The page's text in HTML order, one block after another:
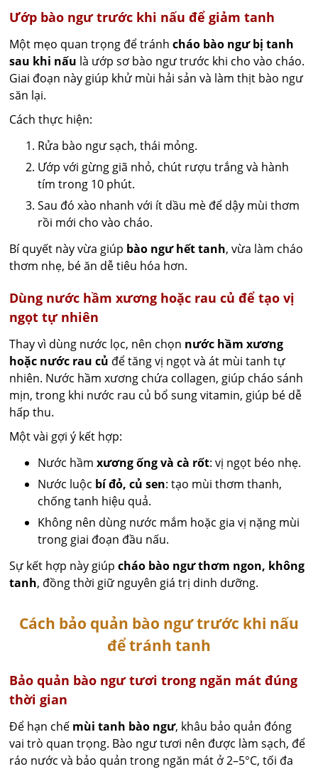
Ướp bào ngư trước khi nấu để giảm tanh
Một mẹo quan trọng để tránhcháo bào ngư bị tanh
sau khi nấu là ướp sơ bào ngư trước khi cho vào cháo.
Giai đoạn này giúp khử mùi hải sản và làm thịt bào ngư
săn lại.
Cách thực hiện:
Rửa bào ngư sạch, thái mỏng.
Ướp với gừng giã nhỏ, chút rượu trắng và hành
tím trong 10 phút.
Sau đó xào nhanh với ít dầu mè để dậy mùi thơm
rồi mới cho vào cháo.
Bí quyết này vừa giúp bào ngư hết tanh, vừa làm cháo
thơm nhẹ, bé ăn dễ tiêu hóa hơn.
Dùng nước hầm xương hoặc rau củ để tạo vị
ngọt tự nhiên
Thay vì dùng nước lọc, nên chọn nước hầm xương
hoặc nước rau củ để tăng vị ngọt và át mùi tanh tự
nhiên. Nước hầm xương chứa collagen, giúp cháo sánh
mịn, trong khi nước rau củ bổ sung vitamin, giúp bé dễ
hấp thu.
Một vài gợi ý kết hợp:
Nước hầmxương ống và cà rốt: vị ngọt béo nhẹ.
Nước luộc bí đỏ, củ sen: tạo mùi thơm thanh,
chống tanh hiệu quả.
Không nên dùng nước mắm hoặc gia vị nặng mùi
trong giai đoạn đầu nấu.
Sự kết hợp này giúpcháo bào ngư thơm ngon, không
tanh, đồng thời giữ nguyên giá trị dinh dưỡng.
Cách bảo quản bào ngư trước khi nấu
để tránh tanh
Bảo quản bào ngư tươi trong ngăn mát đúng
thời gian
Để hạn chế mùi tanh bào ngư, khâu bảo quản đóng
vai trò quan trọng. Bào ngư tươi nên được làm sạch, để
ráo nước và bảo quản trong ngăn mát ở 2–5°C, tối đa